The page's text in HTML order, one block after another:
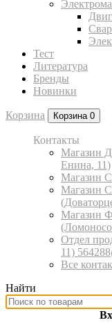
Тест
Литература
Бренды
Новинки
Корзина Корзина 0
Контакты
Магазин
Енина, 11)
Магазин
Магазин
Магазин
Отдел
11)
Все
Найти